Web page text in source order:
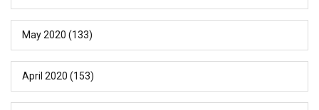
May 2020 (133)
April 2020 (153)